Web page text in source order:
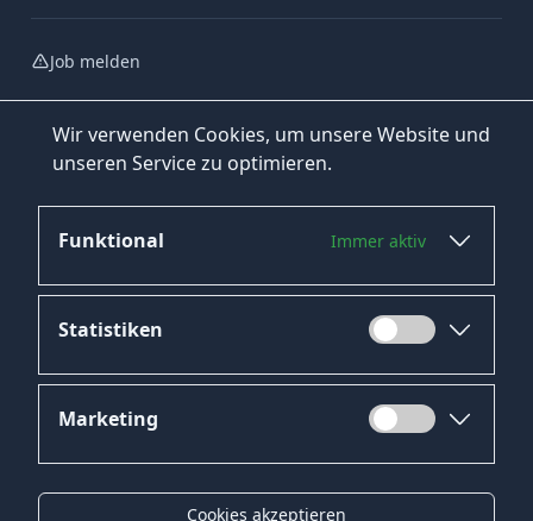
Wir verwenden Cookies, um unsere Website und
unseren Service zu optimieren.
Funktional Immer aktiv
Statistiken
Marketing
Cookies akzeptieren
Job melden
Jetzt bewerben
Datenschutz
Impressum